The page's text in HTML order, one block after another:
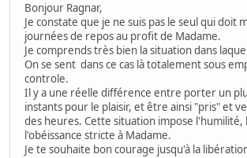
Bonjour Ragnar,
Je constate que je ne suis pas le seul qui doit
journées de repos au profit de Madame.
Je comprends très bien la situation dans
On se sent dans ce cas là totalement sous
controle.
Il y a une réelle différence entre porter un
instants pour le plaisir, et être ainsi "pris" et
des heures. Cette situation impose l'humilité,
l'obéissance stricte à Madame.
Je te souhaite bon courage jusqu'à la